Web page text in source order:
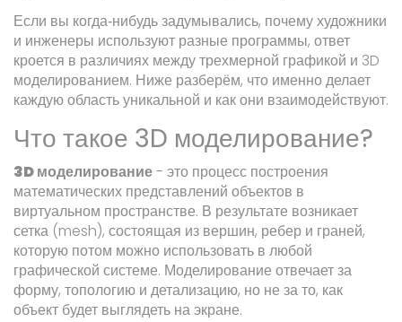
Если вы когда‑нибудь задумывались, почему художники
и инженеры используют разные программы, ответ
кроется в различиях между трехмерной графикой и 3D
моделированием. Ниже разберём, что именно делает
каждую область уникальной и как они взаимодействуют.
Что такое 3D моделирование?
3D моделирование- это процесс построения
математических представлений объектов в
виртуальном пространстве. В результате возникает
сетка (mesh), состоящая из вершин, ребер и граней,
которую потом можно использовать в любой
графической системе. Моделирование отвечает за
форму, топологию и детализацию, но не за то, как
объект будет выглядеть на экране.